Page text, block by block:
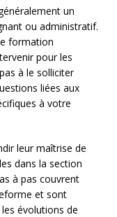
un
ou administratif.
formation
pour les
à le solliciter
liées aux
à votre
leur maîtrise de
dans la section
à pas couvrent
et sont
évolutions de